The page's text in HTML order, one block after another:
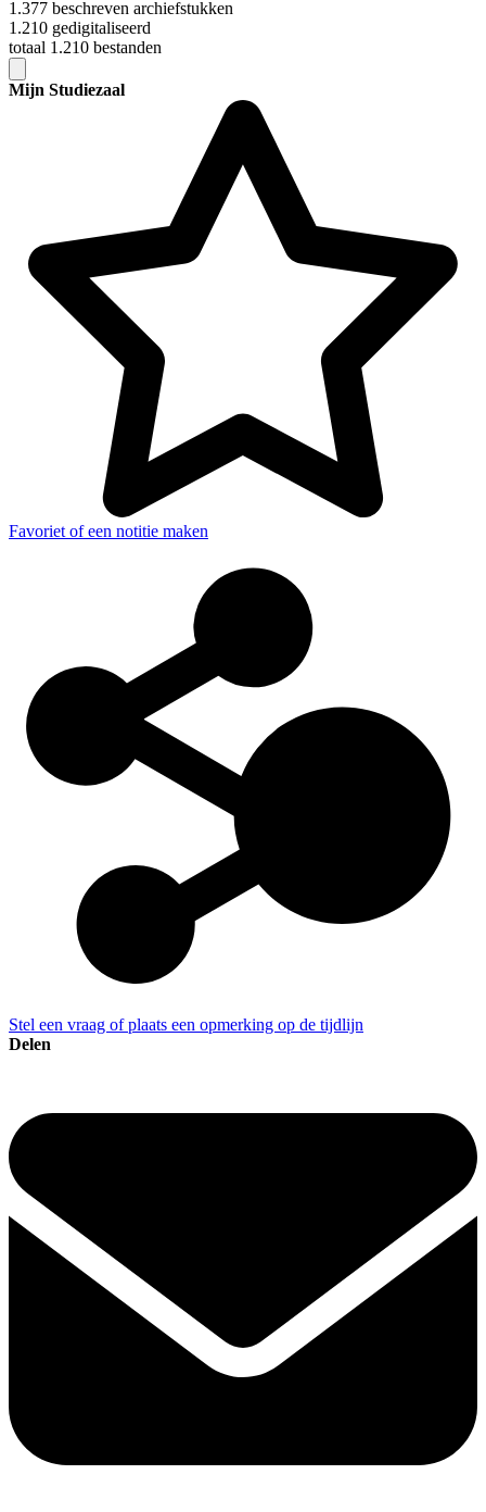
1.377 beschreven archiefstukken
1.210 gedigitaliseerd
totaal 1.210 bestanden
Mijn Studiezaal
Favoriet of een notitie maken
Stel een vraag of plaats een opmerking op de tijdlijn
Delen